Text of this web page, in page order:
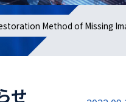
Method of Missing
せ